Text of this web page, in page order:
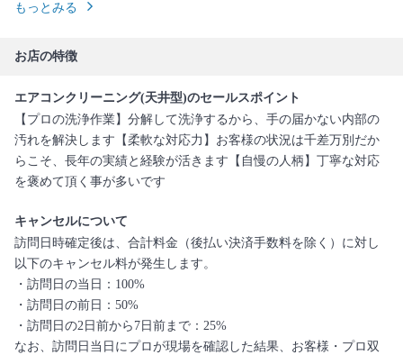
もっとみる
お店の特徴
エアコンクリーニング(天井型)のセールスポイント
【プロの洗浄作業】分解して洗浄するから、手の届かない内部の
汚れを解決します【柔軟な対応力】お客様の状況は千差万別だか
らこそ、長年の実績と経験が活きます【自慢の人柄】丁寧な対応
を褒めて頂く事が多いです
キャンセルについて
訪問日時確定後は、合計料金（後払い決済手数料を除く）に対し
以下のキャンセル料が発生します。
・訪問日の当日：100%
・訪問日の前日：50%
・訪問日の2日前から7日前まで：25%
なお、訪問日当日にプロが現場を確認した結果、お客様・プロ双